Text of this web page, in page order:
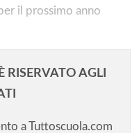
il prossimo anno
AGLI
a Tuttoscuola.com